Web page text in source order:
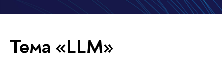
Тема «LLM»